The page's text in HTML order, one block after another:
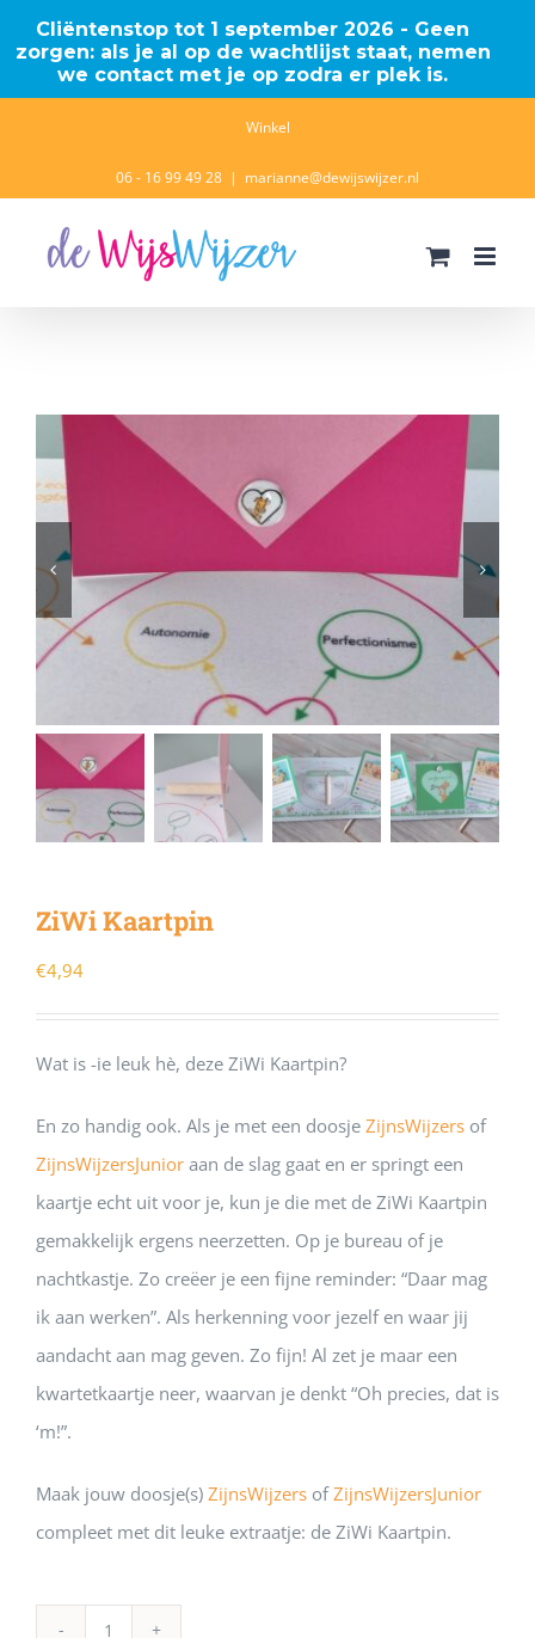
inhoud
Winkel
06 - 16 99 49 28 | marianne@dewijswijzer.nl
ZiWi Kaartpin
€4,94
Wat is -ie leuk hè, deze ZiWi Kaartpin?
En zo handig ook. Als je met een doosje ZijnsWijzers of
ZijnsWijzersJunior aan de slag gaat en er springt een
kaartje echt uit voor je, kun je die met de ZiWi Kaartpin
gemakkelijk ergens neerzetten. Op je bureau of je
nachtkastje. Zo creëer je een fijne reminder: “Daar mag
ik aan werken”. Als herkenning voor jezelf en waar jij
aandacht aan mag geven. Zo fijn! Al zet je maar een
kwartetkaartje neer, waarvan je denkt “Oh precies, dat is
‘m!”.
Maak jouw doosje(s) ZijnsWijzers ofZijnsWijzersJunior
compleet met dit leuke extraatje: de ZiWi Kaartpin.
Cliëntenstop tot 1 september 2026 - Geen
zorgen: als je al op de wachtlijst staat, nemen
we contact met je op zodra er plek is.